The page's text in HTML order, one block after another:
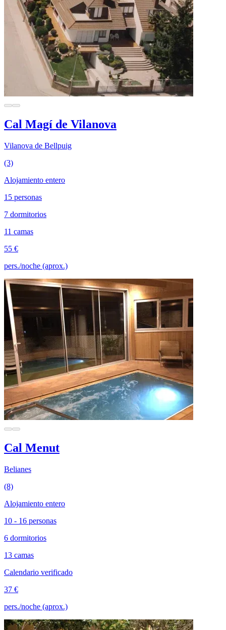
Cal Magí de Vilanova
Vilanova de Bellpuig
(3)
Alojamiento entero
15 personas
7 dormitorios
11 camas
55 €
pers./noche (aprox.)
Cal Menut
Belianes
(8)
Alojamiento entero
10 - 16 personas
6 dormitorios
13 camas
Calendario verificado
37 €
pers./noche (aprox.)